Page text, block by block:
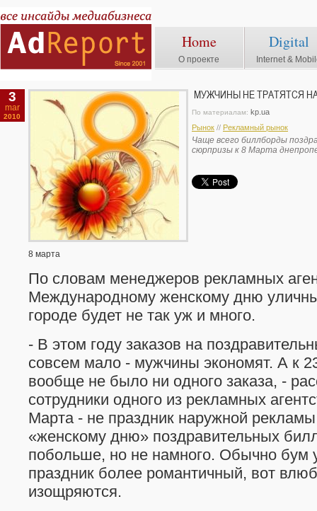
Home
О проекте
Digital
Internet &
3
mar
2010
8 марта
МУЖЧИНЫ НЕ ТРАТЯТСЯ
По материалам: kp.ua
Рынок // Рекламный рынок
Чаще всего биллборды
сюрпризы к 8 Марта
По словам менеджеров рекламных
Международному жен­скому дню
городе будет не так уж и много.
- В этом году заказов на
совсем мало - мужчины экономят. А к
вообще не было ни одного заказа, -
сотрудники одного из рекламных
Марта - не праздник наружной
«женскому дню» поздравительных
побольше, но не намного. Обычно бум
праздник более романтичный, вот
изощряются.